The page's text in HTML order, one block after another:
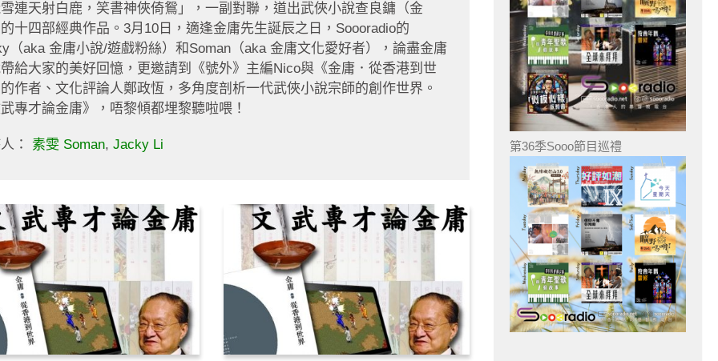
連天射白鹿，笑書神俠倚鴛」，一副對聯，道出武俠小說查良鏞（金
十四部經典作品。3月10日，適逢金庸先生誕辰之日，Soooradio的
（aka 金庸小說/遊戲粉絲）和Soman（aka 金庸文化愛好者），論盡金庸
給大家的美好回憶，更邀請到《號外》主編Nico與《金庸．從香港到世
作者、文化評論人鄭政恆，多角度剖析一代武俠小說宗師的創作世界。
專才論金庸》，唔黎傾都埋黎聽啦喂！
： 素雯 Soman, Jacky Li 第36季Sooo節目巡禮